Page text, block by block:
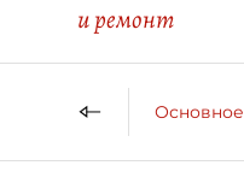
и ремонт
Основное